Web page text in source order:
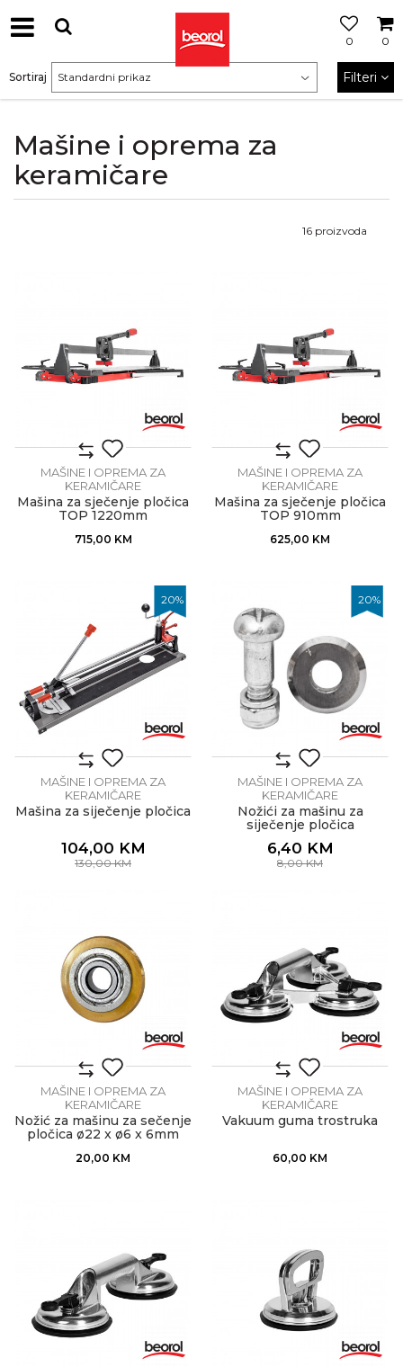
0
0
Mašine i oprema za
keramičare
Sortiraj Filteri
16 proizvoda
MAŠINE I OPREMA ZA
KERAMIČARE
Mašina za sječenje pločica
TOP 1220mm
715,00 KM
MAŠINE I OPREMA ZA
KERAMIČARE
Mašina za sječenje pločica
TOP 910mm
625,00 KM
20%
MAŠINE I OPREMA ZA
KERAMIČARE
Mašina za siječenje pločica
104,00 KM
130,00KM
20%
MAŠINE I OPREMA ZA
KERAMIČARE
Nožići za mašinu za
siječenje pločica
6,40 KM
8,00KM
MAŠINE I OPREMA ZA
KERAMIČARE
Nožić za mašinu za sečenje
pločica ø22 x ø6 x 6mm
20,00 KM
MAŠINE I OPREMA ZA
KERAMIČARE
Vakuum guma trostruka
60,00 KM